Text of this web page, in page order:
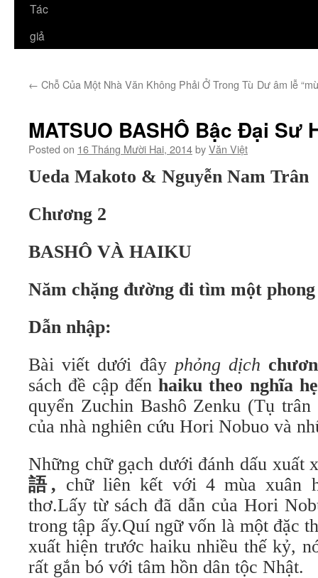
Tác
giả
← Chỗ Của Một Nhà Văn Không Phải Ở Trong Tù Dư âm lễ
MATSUO BASHÔ Bậc Đại Sư
Posted on 16 Tháng Mười Hai, 2014byVăn Việt
Ueda Makoto & Nguyễn Nam Trân
Chương 2
BASHÔ VÀ HAIKU
Năm chặng đường đi tìm một
Dẫn nhập:
Bài viết dưới đây phỏng dịch
sách đề cập đếnhaiku theo nghĩa
quyển Zuchin Bashô Zenku (Tụ trân
của nhà nghiên cứu Hori Nobuo và
Những chữ gạch dưới đánh dấu
語 , chữ liên kết với 4 mùa xuân
thơ.Lấy từ sách đã dẫn của Hori
trong tập ấy.Quí ngữ vốn là một đặc
xuất hiện trước haiku nhiều thế kỷ,
rất gắn bó với tâm hồn dân tộc Nhật.